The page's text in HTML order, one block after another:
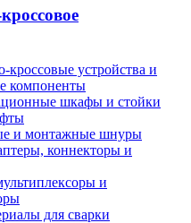
устройства и
компоненты
шкафы и стойки
и монтажные шнуры
коннекторы и
и
для сварки